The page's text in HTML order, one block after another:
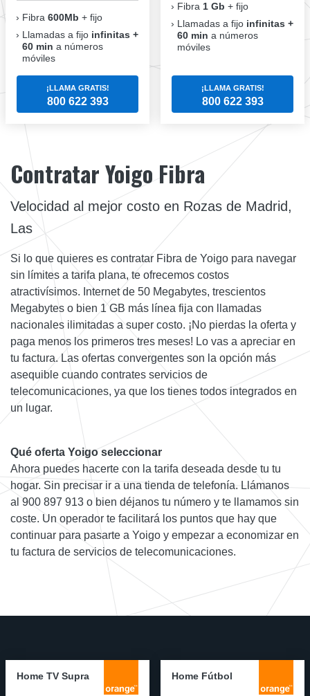
Fibra 600Mb + fijo
Llamadas a fijo infinitas +
60 min a números
móviles
¡LLAMA GRATIS!
800 622 393
Fibra 1 Gb + fijo
Llamadas a fijo infinitas +
60 min a números
móviles
¡LLAMA GRATIS!
800 622 393
Contratar Yoigo Fibra
Velocidad al mejor costo en Rozas de Madrid,
Las
Si lo que quieres es contratar Fibra de Yoigo para navegar
sin límites a tarifa plana, te ofrecemos costos
atractivísimos. Internet de 50 Megabytes, trescientos
Megabytes o bien 1 GB más línea fija con llamadas
nacionales ilimitadas a super costo. ¡No pierdas la oferta y
paga menos los primeros tres meses! Lo vas a apreciar en
tu factura. Las ofertas convergentes son la opción más
asequible cuando contrates servicios de
telecomunicaciones, ya que los tienes todos integrados en
un lugar.
Qué oferta Yoigo seleccionar
Ahora puedes hacerte con la tarifa deseada desde tu tu
hogar. Sin precisar ir a una tienda de telefonía. Llámanos
al 900 897 913 o bien déjanos tu número y te llamamos sin
coste. Un operador te facilitará los puntos que hay que
continuar para pasarte a Yoigo y empezar a economizar en
tu factura de servicios de telecomunicaciones.
Home TV Supra Home Fútbol